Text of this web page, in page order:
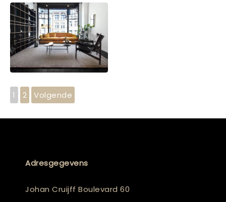
1 2 Volgende
Adresgegevens
Johan Cruijff Boulevard 60